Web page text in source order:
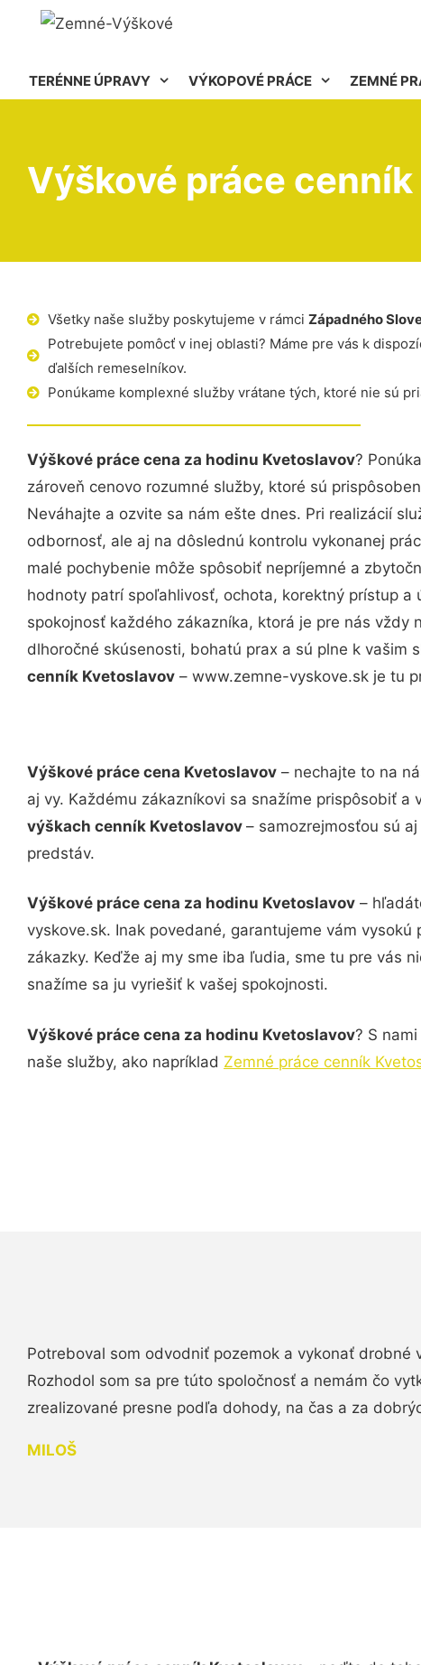
TERÉNNE ÚPRAVY VÝKOPOVÉ PRÁCE ZEMNÉ
Výškové práce
Všetky naše služby poskytujeme v rámci Západného
Potrebujete pomôcť v inej oblasti? Máme pre vás k
ďalších remeselníkov.
Ponúkame komplexné služby vrátane tých, ktoré nie sú
Výškové práce cena za hodinu Kvetoslavov?
zároveň cenovo rozumné služby, ktoré sú
Neváhajte a ozvite sa nám ešte dnes. Pri realizácií
odbornosť, ale aj na dôslednú kontrolu vykonanej
malé pochybenie môže spôsobiť nepríjemné a
hodnoty patrí spoľahlivosť, ochota, korektný prístup a
spokojnosť každého zákazníka, ktorá je pre nás vždy
dlhoročné skúsenosti, bohatú prax a sú plne k vašim
cenník Kvetoslavov – www.zemne-vyskove.sk je tu
Výškové práce cena Kvetoslavov – nechajte to na
aj vy. Každému zákazníkovi sa snažíme prispôsobiť
výškach cenník Kvetoslavov – samozrejmosťou sú
predstáv.
Výškové práce cena za hodinu Kvetoslavov –
vyskove.sk. Inak povedané, garantujeme vám
zákazky. Keďže aj my sme iba ľudia, sme tu pre vás
snažíme sa ju vyriešiť k vašej spokojnosti.
Výškové práce cena za hodinu Kvetoslavov? S
naše služby, ako napríklad Zemné práce cenník
Potreboval som odvodniť pozemok a vykonať drobné
Rozhodol som sa pre túto spoločnosť a nemám čo
zrealizované presne podľa dohody, na čas a za
MILOŠ